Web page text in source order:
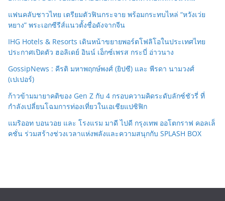
แฟนคลับชาวไทย เตรียมตัวฟินกระจาย พร้อมกระทบไหล่ “หวังเว่ย
หยาง” พระเอกซีรีส์แนวตั้งชื่อดังจากจีน
IHG Hotels & Resorts เดินหน้าขยายพอร์ตโฟลิโอในประเทศไทย
ประกาศเปิดตัว ฮอลิเดย์ อินน์ เอ็กซ์เพรส กระบี่ อ่าวนาง
GossipNews : คีรติ มหาพฤกษ์พงศ์ (ยิปซี) และ พีรดา นามวงศ์
(เปเปอร์)
ก้าวข้ามมายาคติของ Gen Z กับ 4 กรอบความคิดระดับลักซ์ชัวรี่ ที่
กำลังเปลี่ยนโฉมการท่องเที่ยวในเอเชียแปซิฟิก
แมริออท บอนวอย และ โรงแรม มาดี ไปดี กรุงเทพ ออโตกราฟ คอลเล็
คชั่น ร่วมสร้างช่วงเวลาแห่งพลังและความสนุกกับ SPLASH BOX